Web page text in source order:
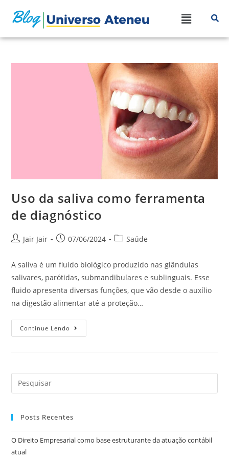
Uso da saliva como ferramenta
de diagnóstico
Jair Jair 07/06/2024 Saúde
A saliva é um fluido biológico produzido nas glândulas
salivares, parótidas, submandibulares e sublinguais. Esse
fluido apresenta diversas funções, que vão desde o auxílio
na digestão alimentar até a proteção…
Continue Lendo
Posts Recentes
O Direito Empresarial como base estruturante da atuação contábil
atual